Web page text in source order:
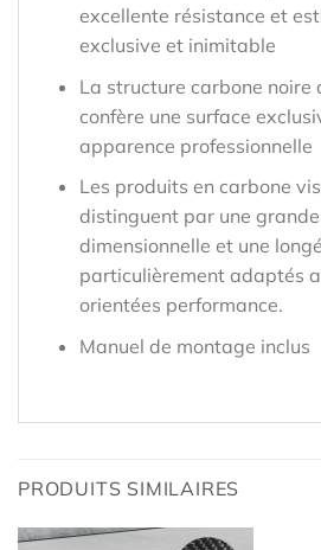
excellente résistance et
exclusive et inimitable
La structure carbone noire
confère une surface
apparence professionnelle
Les produits en carbone
distinguent par une
dimensionnelle et une
particulièrement adaptés
orientées performance.
Manuel de montage inclus
PRODUITS SIMILAIRES